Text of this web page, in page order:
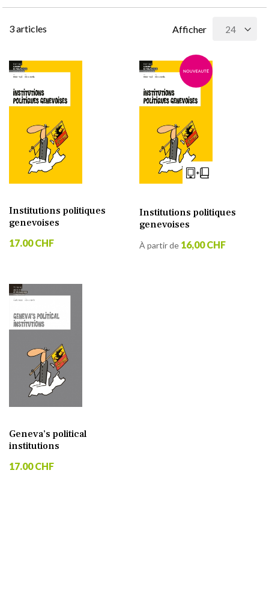
3articles Afficher
Institutions politiques
genevoises
17.00 CHF
Institutions politiques
genevoises
À partir de 16,00 CHF
Geneva’s political
institutions
17.00 CHF